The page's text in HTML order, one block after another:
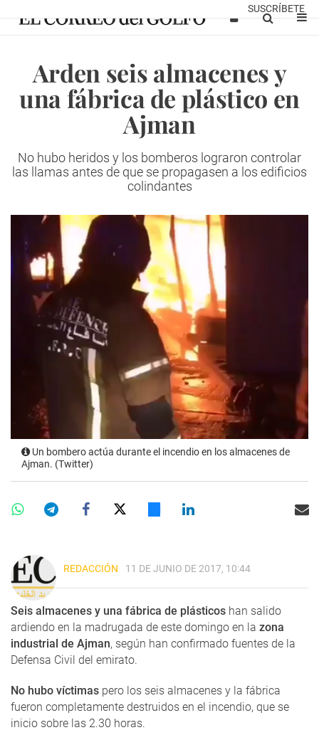
SUSCRÍBETE
Arden seis almacenes y
una fábrica de plástico en
Ajman
No hubo heridos y los bomberos lograron controlar
las llamas antes de que se propagasen a los edificios
colindantes
Un bombero actúa durante el incendio en los almacenes de
Ajman. (Twitter)
REDACCIÓN 11 DE JUNIO DE 2017, 10:44
Seis almacenes y una fábrica de plásticos han salido
ardiendo en la madrugada de este domingo en la zona
industrial de Ajman, según han confirmado fuentes de la
Defensa Civil del emirato.
No hubo víctimas pero los seis almacenes y la fábrica
fueron completamente destruidos en el incendio, que se
inicio sobre las 2.30 horas.